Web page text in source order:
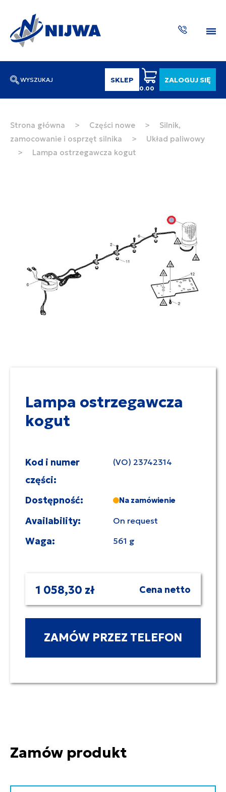
WYSZUKAJ SKLEP
0.00
ZALOGUJ SIĘ
Wpisz numer katalogowy lub nazwę
SZUKAJ
Strona główna > Części nowe >
Silnik,
zamocowanie i osprzęt silnika
>
Układ paliwowy
>
Lampa ostrzegawcza kogut
Lampa ostrzegawcza
kogut
Kod i numer
części:
(VO) 23742314
Dostępność: Na zamówienie
Availability: On request
Waga: 561 g
1 058,30 zł Cena netto
ZAMÓW PRZEZ TELEFON
Zamów produkt